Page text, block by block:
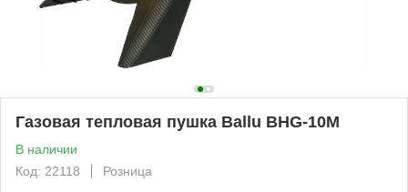
Газовая тепловая пушка Ballu BHG-10M
В наличии
Код: 22118
Розница